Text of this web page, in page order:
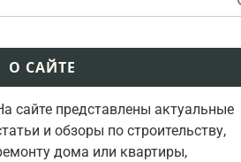
О САЙТЕ
сайте представлены актуальные
и обзоры по строительству,
дома или квартиры,